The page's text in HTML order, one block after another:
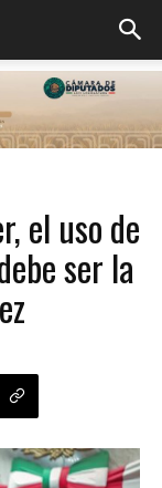
el uso de
ser la